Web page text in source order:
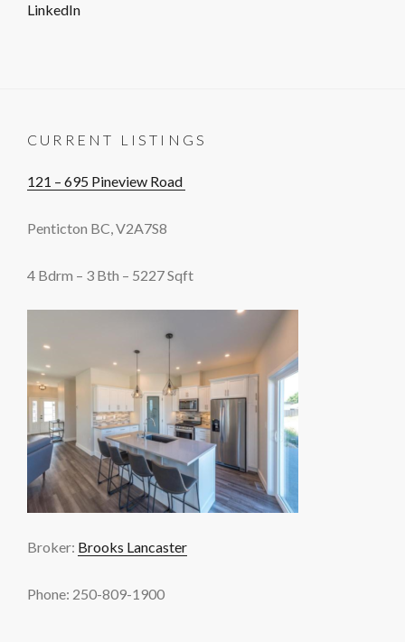
LinkedIn
CURRENT LISTINGS
121 – 695 Pineview Road
Penticton BC, V2A7S8
4 Bdrm – 3 Bth – 5227 Sqft
Broker: Brooks Lancaster
Phone: 250-809-1900